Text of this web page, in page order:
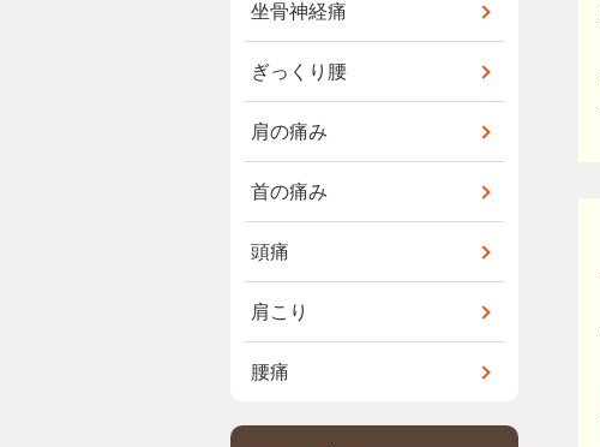
坐骨神経痛
ぎっくり腰
肩の痛み
首の痛み
頭痛
肩こり
腰痛